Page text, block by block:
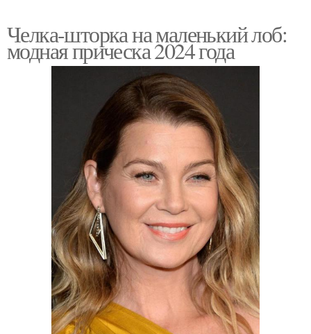
Челка-шторка на маленький лоб:
модная прическа 2024 года